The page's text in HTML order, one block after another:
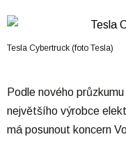
Tesla Cybertruck (foto Tesla)
Podle nového
největšího výrobce
má posunout koncern